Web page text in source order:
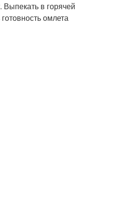
Выпекать в горячей
омлета